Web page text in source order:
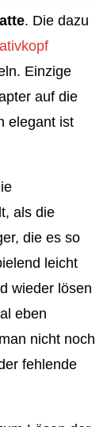
. Die dazu
Einzige
auf die
elegant ist
als die
die es so
leicht
wieder lösen
eben
nicht noch
fehlende